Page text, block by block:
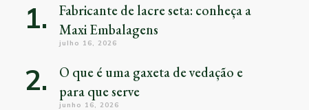
Fabricante de lacre seta: conheça a
Maxi Embalagens
julho 16, 2026
O que é uma gaxeta de vedação e
para que serve
junho 16, 2026